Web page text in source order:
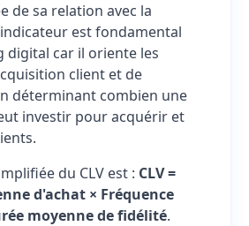
de sa relation avec la
est fondamental
digital car il oriente les
client et de
déterminant combien une
investir pour acquérir et
du CLV est : CLV =
d'achat × Fréquence
moyenne de fidélité.